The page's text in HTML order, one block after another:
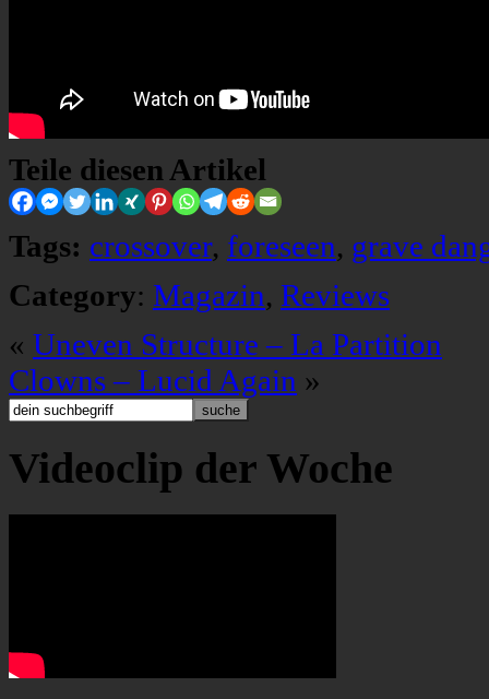
Teile diesen Artikel
Tags: crossover, foreseen, grave
Category: Magazin, Reviews
« Uneven Structure – La Partition
Clowns – Lucid Again »
Videoclip der Woche